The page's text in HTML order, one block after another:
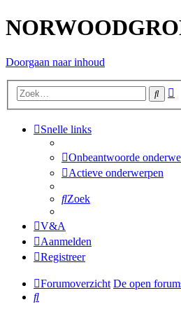
Doorgaan naar inhoud
Zoek
Snelle links
Onbeantwoorde
Actieve onderwerpen
Zoek
V&A
Aanmelden
Registreer
Forumoverzicht De open
Zoek